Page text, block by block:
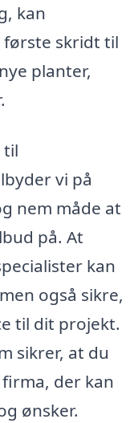
kan
skridt til
planter,
til
vi på
nem måde at
på. At
kan
også sikre,
til dit projekt.
sikrer, at du
der kan
ønsker.